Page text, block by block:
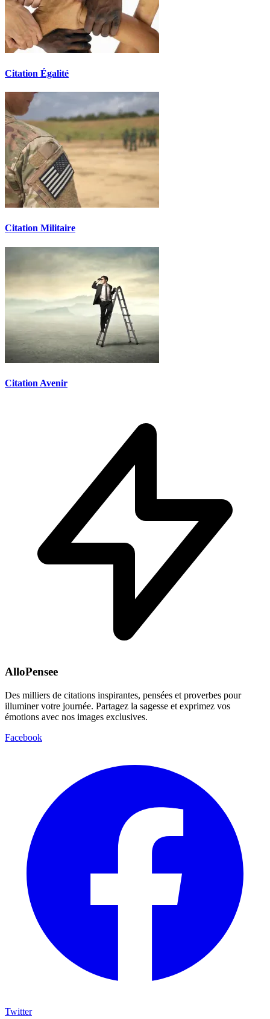
Citation Égalité
Citation Militaire
Citation Avenir
AlloPensee
Des milliers de citations inspirantes, pensées et proverbes pour
illuminer votre journée. Partagez la sagesse et exprimez vos
émotions avec nos images exclusives.
Facebook
Twitter